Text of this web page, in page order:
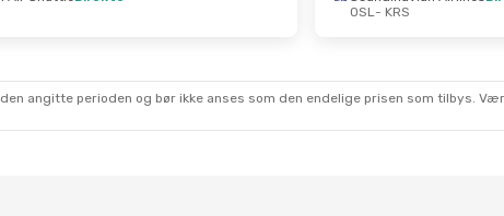
Direkte
OSL - KRS
OSL- KRS
angitte perioden og bør ikke anses som den endelige prisen som tilbys.